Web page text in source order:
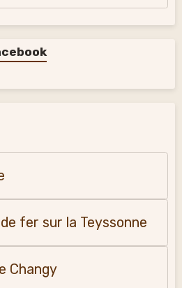
fer sur la Teyssonne
Changy